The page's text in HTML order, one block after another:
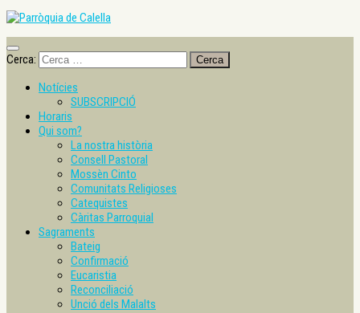
Cerca:
Notícies
SUBSCRIPCIÓ
Horaris
Qui som?
La nostra història
Consell Pastoral
Mossèn Cinto
Comunitats Religioses
Catequistes
Càritas Parroquial
Sagraments
Bateig
Confirmació
Eucaristia
Reconciliació
Unció dels Malalts